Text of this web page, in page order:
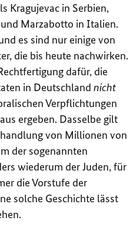
Kragujevac in Serbien,
Marzabotto in Italien.
es sind nur einige von
die bis heute nachwirken.
dafür, die
in Deutschlandnicht
Verpflichtungen
ergeben. Dasselbe gilt
von Millionen von
der sogenannten
wiederum der Juden, für
die Vorstufe der
solche Geschichte lässt